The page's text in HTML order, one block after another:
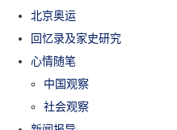
北京奥运
回忆录及家史研究
心情随笔
中国观察
社会观察